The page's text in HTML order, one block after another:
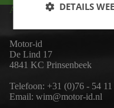
ADRES
Motor-id
De Lind 17
4841 KC Prinsenbeek
Telefoon: +31 (0)76 - 54
Email: wim@motor-id.nl
DETAILS